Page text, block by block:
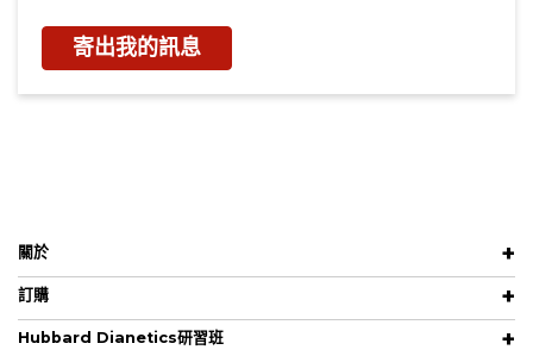
寄出我的訊息
關於
訂購
Hubbard Dianetics研習班